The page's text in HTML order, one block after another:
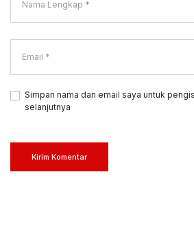
Simpan nama dan email saya untuk
selanjutnya
Kirim Komentar